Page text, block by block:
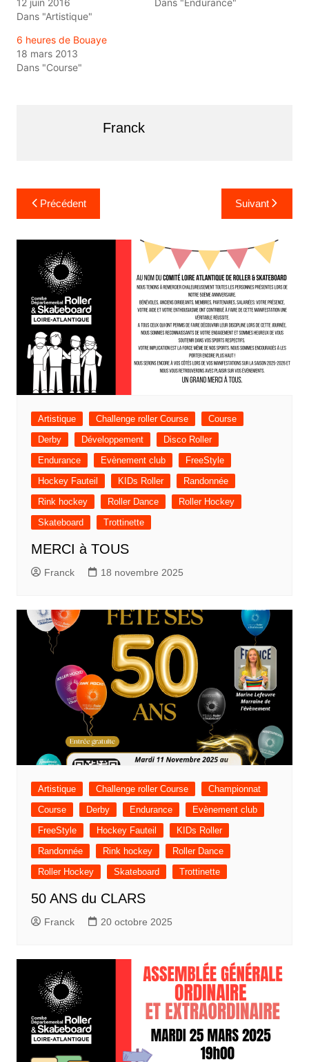
12 juin 2016
Dans "Artistique"
Dans "Endurance"
6 heures de Bouaye
18 mars 2013
Dans "Course"
Franck
Navigation
de
l’article
Précédent Suivant
Artistique Challenge roller Course
Course
Derby
Développement
Disco Roller
Endurance
Evènement club
FreeStyle
Hockey Fauteil
KIDs Roller
Randonnée
Rink hockey
Roller Dance
Roller Hockey
Skateboard
Trottinette
MERCI à TOUS
Franck 18 novembre 2025
Artistique Challenge roller Course
Championnat
Course
Derby Endurance
Evènement club
FreeStyle
Hockey Fauteil
KIDs Roller
Randonnée
Rink hockey
Roller Dance
Roller Hockey
Skateboard Trottinette
50 ANS du CLARS
Franck 20 octobre 2025